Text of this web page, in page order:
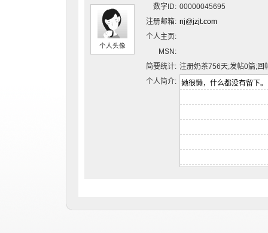
个人头像
数字ID: 00000045695
注册邮箱: nj@jzjt.com
个人主页:
MSN:
简要统计: 注册奶茶756天;发帖0篇;回
个人简介: